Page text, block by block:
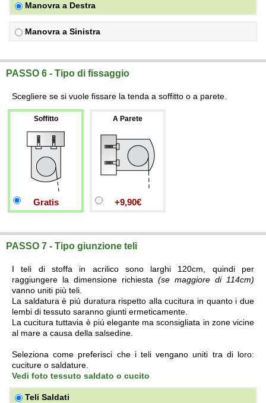
Manovra a Destra
Manovra a Sinistra
PASSO 6 - Tipo di fissaggio
Scegliere se si vuole fissare la tenda a soffitto o a parete.
Soffitto
Gratis
A Parete
+9,90€
PASSO 7 - Tipo giunzione teli
I teli di stoffa in acrilico sono larghi 120cm, quindi per
raggiungere la dimensione richiesta (se maggiore di 114cm)
vanno uniti più teli.
La saldatura è piú duratura rispetto alla cucitura in quanto i due
lembi di tessuto saranno giunti ermeticamente.
La cucitura tuttavia è piú elegante ma sconsigliata in zone vicine
al mare a causa della salsedine.
Seleziona come preferisci che i teli vengano uniti tra di loro:
cuciture o saldature.
Vedi foto tessuto saldato o cucito
Teli Saldati